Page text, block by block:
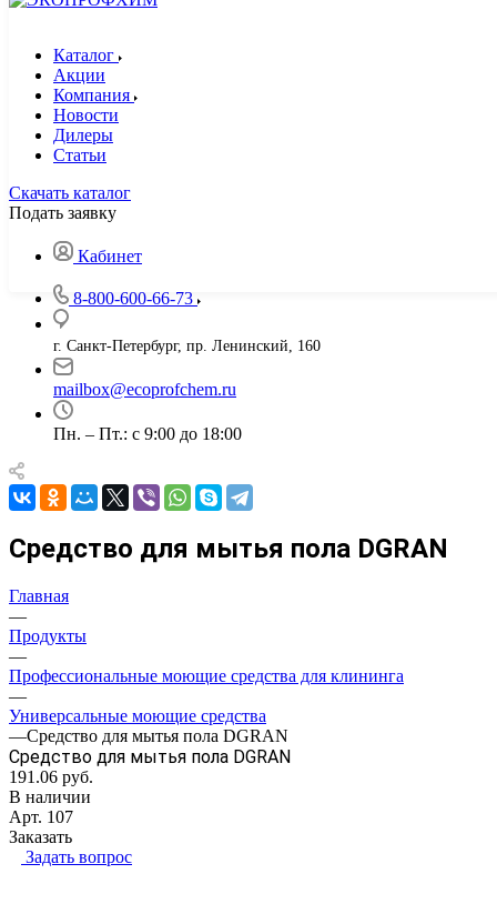
Каталог
Акции
Компания
Новости
Дилеры
Статьи
Скачать каталог
Подать заявку
Кабинет
8-800-600-66-73
г. Санкт-Петербург, пр. Ленинский, 160
mailbox@ecoprofchem.ru
Пн. – Пт.: с 9:00 до 18:00
Средство для мытья пола DGRAN
Главная
—
Продукты
—
Профессиональные моющие средства для клининга
—
Универсальные моющие средства
—Средство для мытья пола DGRAN
Средство для мытья пола DGRAN
191.06 руб.
В наличии
Арт. 107
Заказать
Задать вопрос